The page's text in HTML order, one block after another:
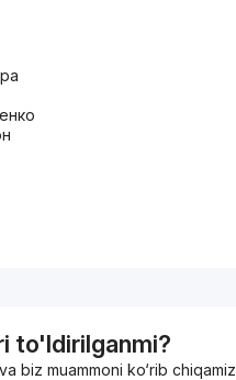
to'ldirilganmi?
biz muammoni ko‘rib chiqamiz